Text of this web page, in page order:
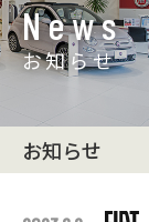
News
お知らせ
お知らせ